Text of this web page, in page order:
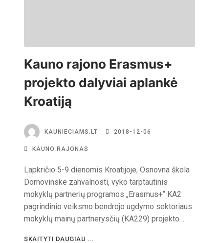
Kauno rajono Erasmus+
projekto dalyviai aplankė
Kroatiją
KAUNIECIAMS.LT 2018-12-06
KAUNO RAJONAS
Lapkričio 5-9 dienomis Kroatijoje, Osnovna škola
Domovinske zahvalnosti, vyko tarptautinis
mokyklų partnerių programos „Erasmus+“ KA2
pagrindinio veiksmo bendrojo ugdymo sektoriaus
mokyklų mainų partnerysčių (KA229) projekto…
SKAITYTI DAUGIAU ...